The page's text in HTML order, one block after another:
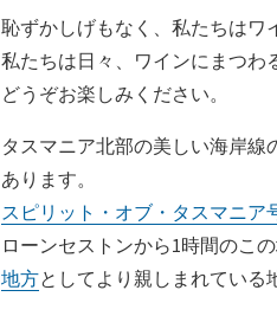
恥ずかしげもなく、私たちはワ
私たちは日々、ワインにまつわ
どうぞお楽しみください。
タスマニア北部の美しい海岸
あります。
スピリット・オブ・タスマニア
ローンセストンから1時間のこ
地方としてより親しまれている